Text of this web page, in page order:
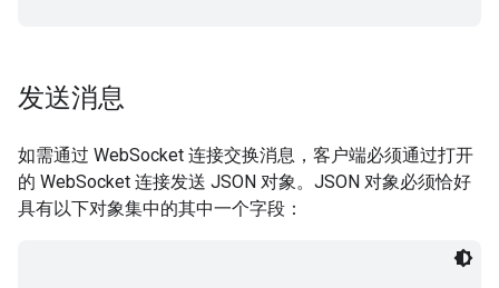
发送消息
如需通过 WebSocket 连接交换消息，客户端必须通过打开
的 WebSocket 连接发送 JSON 对象。JSON 对象必须恰好
具有以下对象集中的其中一个字段：